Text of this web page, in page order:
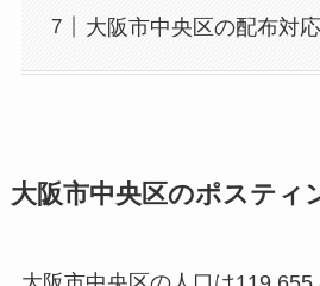
大阪市中央区の配布対
大阪市中央区のポスティ